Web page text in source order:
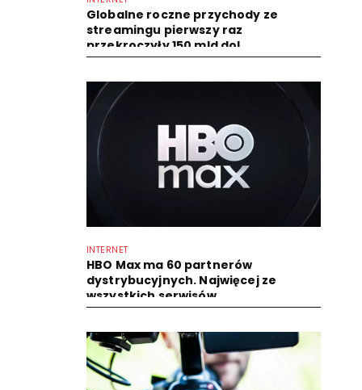
Globalne roczne przychody ze
streamingu pierwszy raz
przekroczyły 150 mld dol.
INTERNET
HBO Max ma 60 partnerów
dystrybucyjnych. Najwięcej ze
wszystkich serwisów